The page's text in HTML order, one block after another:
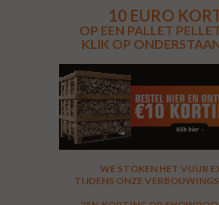
10 EURO
OP EEN PALLET
KLIK OP
WE STOKEN HET VUUR
TIJDENS ONZE